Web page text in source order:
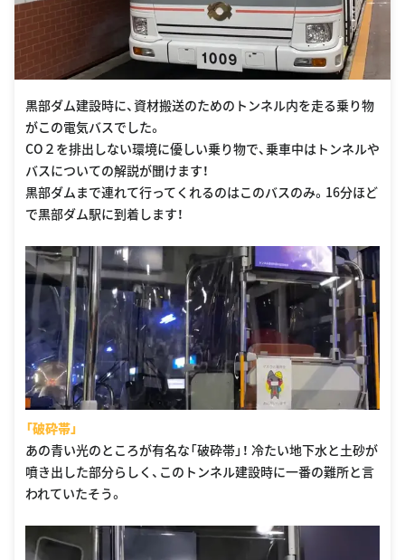
黒部ダム建設時に、資材搬送のためのトンネル内を走る乗り物
がこの電気バスでした。
CO２を排出しない環境に優しい乗り物で、乗車中はトンネルや
バスについての解説が聞けます！
黒部ダムまで連れて行ってくれるのはこのバスのみ。16分ほど
で黒部ダム駅に到着します！
「破砕帯」
あの青い光のところが有名な「破砕帯」！ 冷たい地下水と土砂が
噴き出した部分らしく、このトンネル建設時に一番の難所と言
われていたそう。